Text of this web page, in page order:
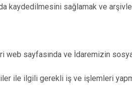
kaydedilmesini sağlamak ve
web sayfasında ve İdaremizin
ile ilgili gerekli iş ve işlemleri